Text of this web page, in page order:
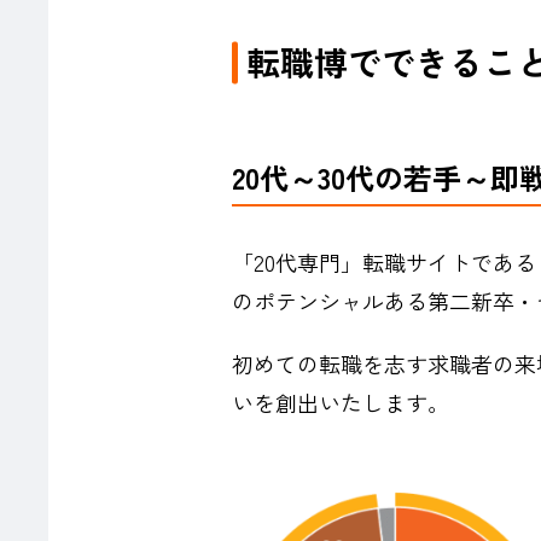
転職博でできるこ
20代～30代の若手～即
「20代専門」転職サイトであ
のポテンシャルある第二新卒
初めての転職を志す求職者の
いを創出いたします。